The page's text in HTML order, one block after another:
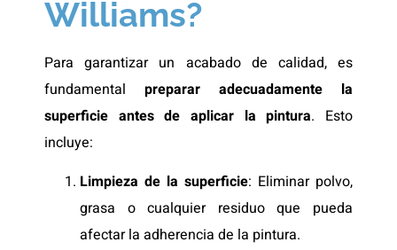
Williams?
Para garantizar un acabado de calidad, es
fundamental preparar adecuadamente la
superficie antes de aplicar la pintura. Esto
incluye:
Limpieza de la superficie: Eliminar polvo,
grasa o cualquier residuo que pueda
afectar la adherencia de la pintura.